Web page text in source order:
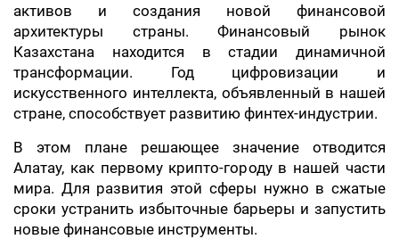
активов и создания новой финансовой
архитектуры страны. Финансовый рынок
Казахстана находится в стадии динамичной
трансформации. Год цифровизации и
искусственного интеллекта, объявленный в нашей
стране, способствует развитию финтех-индустрии.
В этом плане решающее значение отводится
Алатау, как первому крипто-городу в нашей части
мира. Для развития этой сферы нужно в сжатые
сроки устранить избыточные барьеры и запустить
новые финансовые инструменты.